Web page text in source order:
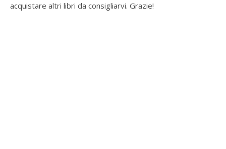
acquistare altri libri da consigliarvi. Grazie!